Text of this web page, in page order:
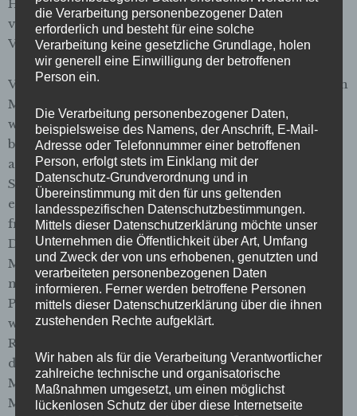
Heft gerechnet, sogar leicht gefallen – weil die
verkaufte Auflage gestiegen ist. Und
Verwaltungskosten haben wir ohnehin fast keine.
Vielmehr haben wir den Preis erhöht, um der sozialen
Mission der
werden. Vom neuen Verkaufspreis von 2,50 Euro
bekommen die Verkäufer:innen künftig 1,30 Euro,
also 20 Cent mehr als bisher. Damit möchten wir den
Straßenverkauf ein bisschen lohnender machen, der
eine mühsame, körperlich anstrengende und oft
frustrierende Arbeit ist. Die Betonung liegt auf Arbeit.
Das ist uns wichtig. Um auf den neuen gesetzlichen
Mindest­stunden­lohn von 8,84 Euro zu kommen,
müssen die Straßen­verkäufer:innen durch die
Preiserhöhung künftig nicht mehr acht, sondern
weniger als sieben Hefte pro Stunde verkaufen.
Realistisch ist das für die meisten noch immer nicht,
denn das entspricht einem verkauften Heft alle neun
Minuten. Doch mit dem Trinkgeld, das viele
Menschen den Verkäufer:innen zusätzlich in die
die Verarbeitung personenbezogener Daten
erforderlich und besteht für eine solche
Verarbeitung keine gesetzliche Grundlage, holen
wir generell eine Einwilligung der betroffenen
Person ein.
Die Verarbeitung personenbezogener Daten,
beispielsweise des Namens, der Anschrift, E-Mail-
Adresse oder Telefonnummer einer betroffenen
Person, erfolgt stets im Einklang mit der
Datenschutz-Grundverordnung und in
Übereinstimmung mit den für uns geltenden
landesspezifischen Datenschutzbestimmungen.
Mittels dieser Datenschutzerklärung möchte unser
Unternehmen die Öffentlichkeit über Art, Umfang
und Zweck der von uns erhobenen, genutzten und
verarbeiteten personenbezogenen Daten
informieren. Ferner werden betroffene Personen
mittels dieser Datenschutzerklärung über die ihnen
zustehenden Rechte aufgeklärt.
Wir haben als für die Verarbeitung Verantwortlicher
zahlreiche technische und organisatorische
Maßnahmen umgesetzt, um einen möglichst
lückenlosen Schutz der über diese Internetseite